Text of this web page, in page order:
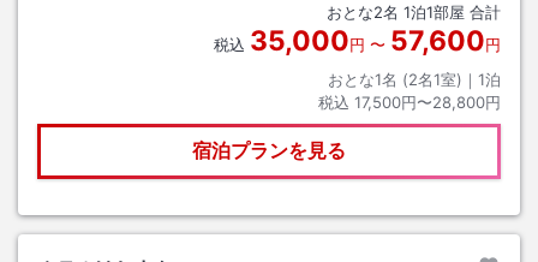
おとな2名 1泊1部屋 合計
税込 35,000円 〜 57,600円
おとな1名 (2名1室)｜ 1泊
税込 17,500円〜28,800円
宿泊プランを見る